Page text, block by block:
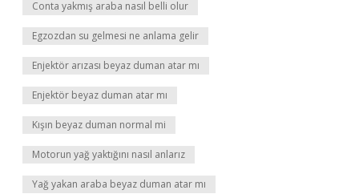
Conta yakmış araba nasıl belli olur
Egzozdan su gelmesi ne anlama gelir
Enjektör arızası beyaz duman atar mı
Enjektör beyaz duman atar mı
Kışın beyaz duman normal mi
Motorun yağ yaktığını nasıl anlarız
Yağ yakan araba beyaz duman atar mı